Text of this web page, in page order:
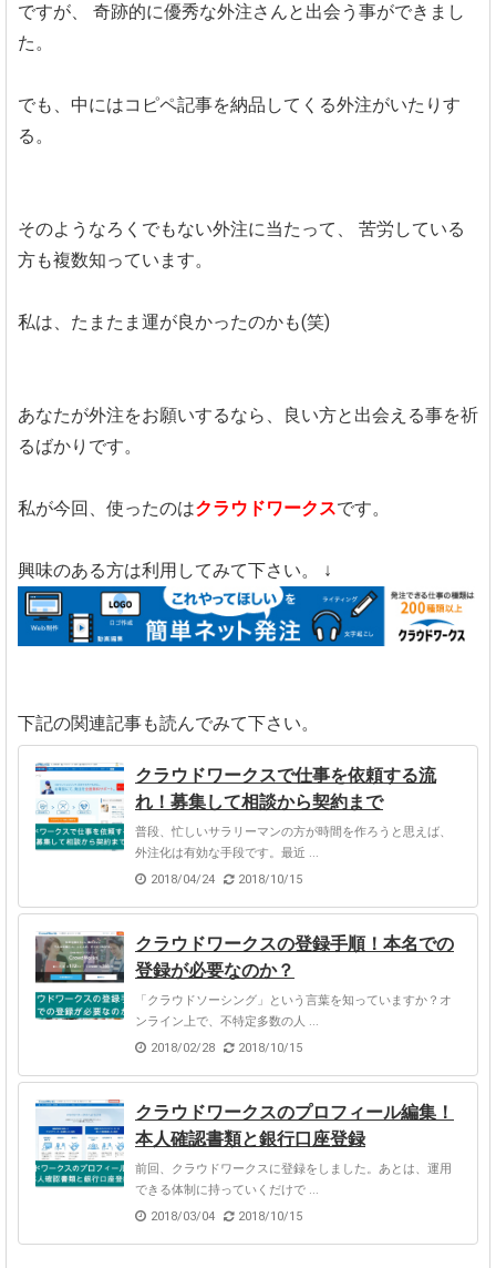
ですが、
奇跡的に優秀な外注さんと出会う事ができまし
た。
でも、中にはコピペ記事を納品してくる外注がいたりす
る。
そのようなろくでもない外注に当たって、
苦労している
方も複数知っています。
私は、たまたま運が良かったのかも(笑)
あなたが外注をお願いするなら、良い方と出会える事を祈
るばかりです。
私が今回、使ったのはクラウドワークスです。
興味のある方は利用してみて下さい。 ↓
下記の関連記事も読んでみて下さい。
クラウドワークスで仕事を依頼する流
れ！募集して相談から契約まで
普段、忙しいサラリーマンの方が時間を作ろうと思えば、
外注化は有効な手段です。最近 ...
2018/04/24
2018/10/15
クラウドワークスの登録手順！本名での
登録が必要なのか？
「クラウドソーシング」という言葉を知っていますか？オ
ンライン上で、不特定多数の人 ...
2018/02/28
2018/10/15
クラウドワークスのプロフィール編集！
本人確認書類と銀行口座登録
前回、クラウドワークスに登録をしました。あとは、運用
できる体制に持っていくだけで ...
2018/03/04
2018/10/15